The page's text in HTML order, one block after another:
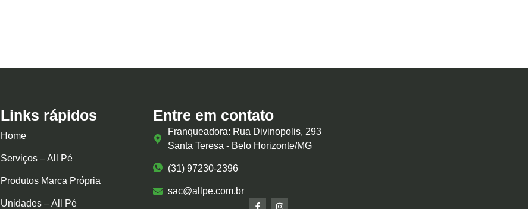
Links rápidos
Home
Serviços – All Pé
Produtos Marca Própria
Unidades – All Pé
Entre em contato
Franqueadora: Rua Divinopolis, 293
Santa Teresa - Belo Horizonte/MG
(31) 97230-2396
sac@allpe.com.br